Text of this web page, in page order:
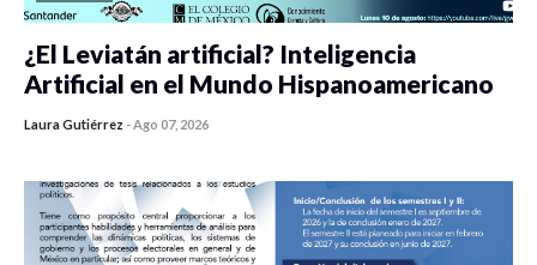
¿El Leviatán artificial? Inteligencia
Artificial en el Mundo Hispanoamericano
Laura Gutiérrez -Ago 07, 2026